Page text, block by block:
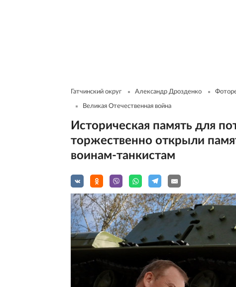
Гатчинский округ Александр Дрозденко
Великая Отечественная война
Историческая память для
торжественно открыли
воинам-танкистам